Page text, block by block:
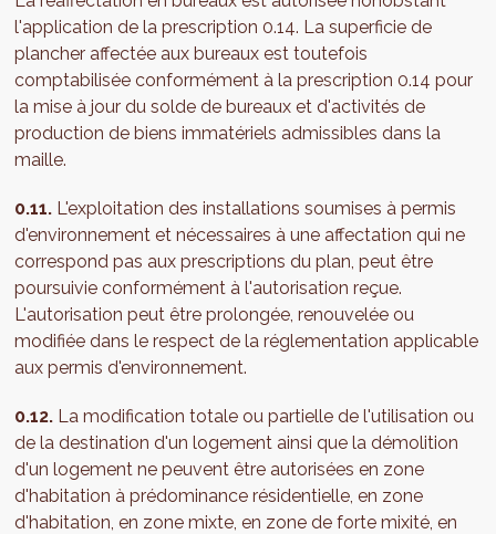
l'application de la prescription 0.14. La superficie de
plancher affectée aux bureaux est toutefois
comptabilisée conformément à la prescription 0.14 pour
la mise à jour du solde de bureaux et d'activités de
production de biens immatériels admissibles dans la
maille.
0.11. L'exploitation des installations soumises à permis
d'environnement et nécessaires à une affectation qui ne
correspond pas aux prescriptions du plan, peut être
poursuivie conformément à l'autorisation reçue.
L'autorisation peut être prolongée, renouvelée ou
modifiée dans le respect de la réglementation applicable
aux permis d'environnement.
0.12. La modification totale ou partielle de l'utilisation ou
de la destination d'un logement ainsi que la démolition
d'un logement ne peuvent être autorisées en zone
d'habitation à prédominance résidentielle, en zone
d'habitation, en zone mixte, en zone de forte mixité, en